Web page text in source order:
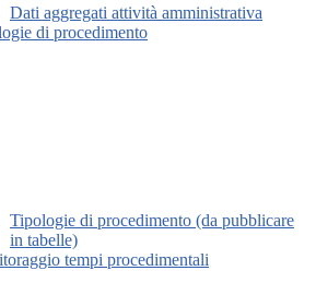
Dati aggregati attività amministrativa
di procedimento
Tipologie di procedimento (da pubblicare
in tabelle)
tempi procedimentali